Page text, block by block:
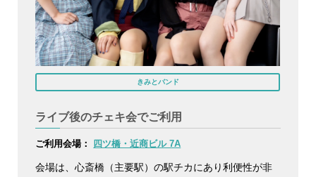
きみとバンド
ライブ後のチェキ会でご利用
ご利用会場： 四ツ橋・近商ビル 7A
会場は、心斎橋（主要駅）の駅チカにあり利便性が非